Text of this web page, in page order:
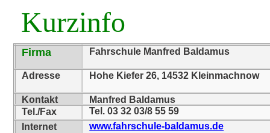
Kurzinfo
Firma Fahrschule Manfred Baldamus
Adresse Hohe Kiefer 26, 14532 Kleinmachnow
Kontakt
Manfred Baldamus
Tel./Fax
Tel. 03 32 03/8 55 59
Internet
www.fahrschule-baldamus.de